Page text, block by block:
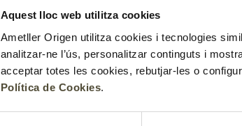
Aquest lloc web utilitza cookies
Ametller Origen utilitza cookies i tecnologies
analitzar-ne l’ús, personalitzar continguts i
acceptar totes les cookies, rebutjar-les o
Política de Cookies.
Aliments amb un